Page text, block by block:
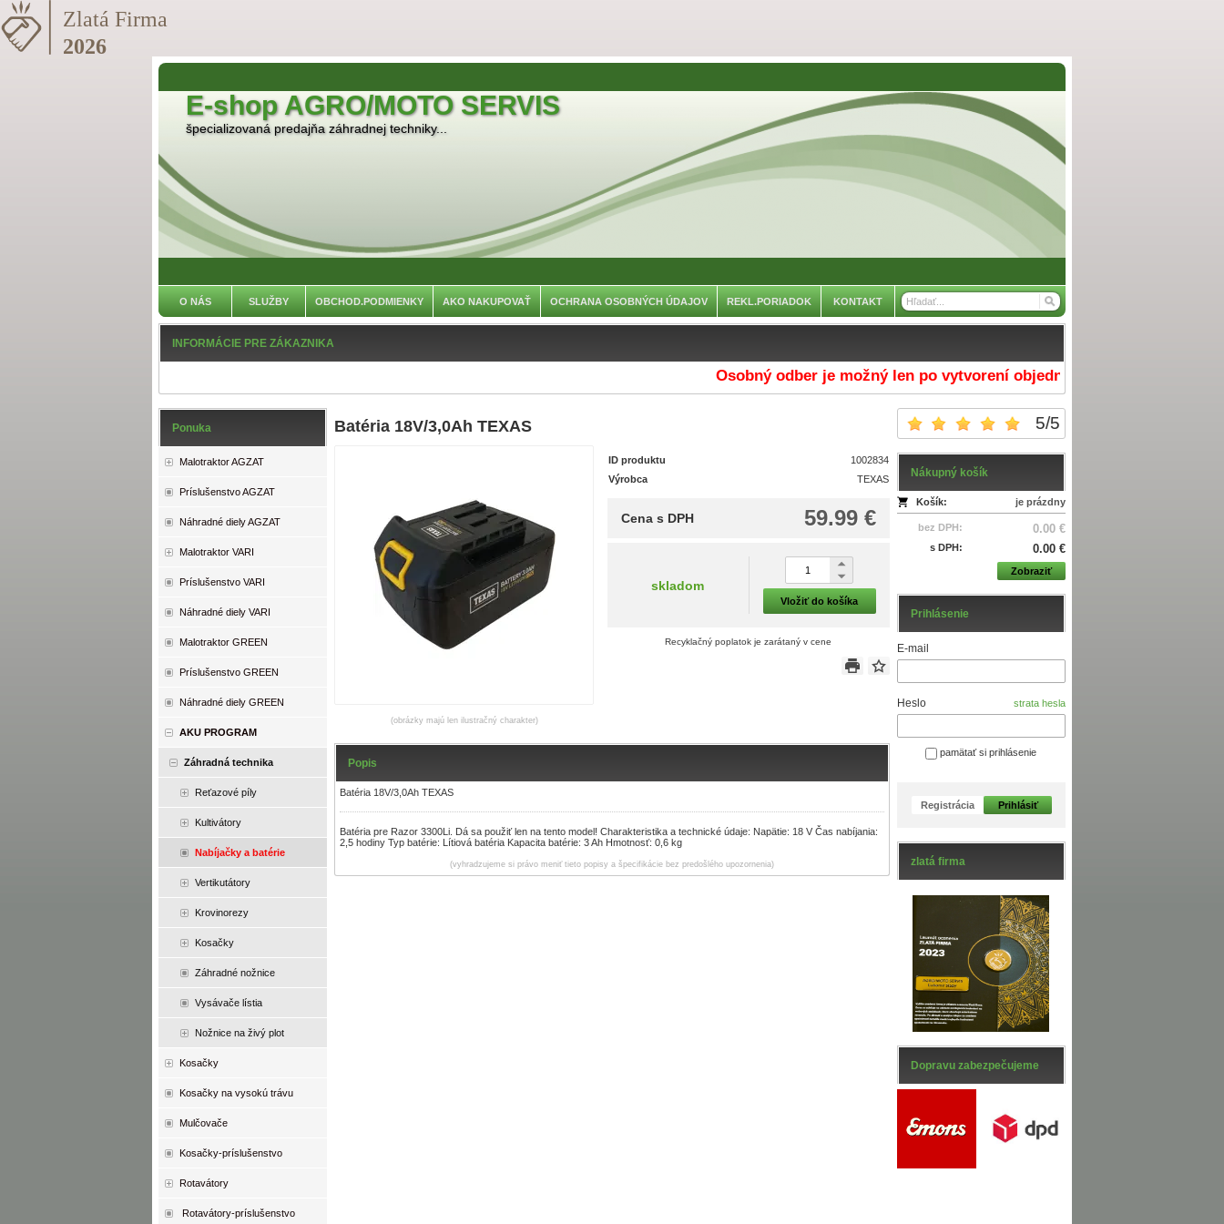
E-shop AGRO/MOTO SERVIS
špecializovaná predajňa záhradnej techniky...
O NÁS SLUŽBY OBCHOD.PODMIENKY AKO NAKUPOVAŤ OCHRANA OSOBNÝCH ÚDAJOV REKL.PORIADOK KONTAKT
INFORMÁCIE PRE ZÁKAZNIKA
Osobný odber je možný len po vytvorení objednávky v e-shope a
Ponuka
Malotraktor AGZAT
Príslušenstvo AGZAT
Náhradné diely AGZAT
Malotraktor VARI
Príslušenstvo VARI
Náhradné diely VARI
Malotraktor GREEN
Príslušenstvo GREEN
Náhradné diely GREEN
AKU PROGRAM
Záhradná technika
Reťazové píly
Kultivátory
Nabíjačky a batérie
Vertikutátory
Krovinorezy
Kosačky
Záhradné nožnice
Vysávače lístia
Nožnice na živý plot
Kosačky
Kosačky na vysokú trávu
Mulčovače
Kosačky-príslušenstvo
Rotavátory
Rotavátory-príslušenstvo
5/5
Nákupný košík
Košík: je prázdny
bez DPH: 0.00 €
s DPH: 0.00 €
Zobraziť
Prihlásenie
E-mail
Heslo strata hesla
pamätať si prihlásenie
Registrácia Prihlásiť
zlatá firma
Dopravu zabezpečujeme
Batéria 18V/3,0Ah TEXAS
(obrázky majú len ilustračný charakter)
ID produktu
1002834
Výrobca
TEXAS
59.99 €
Cena s DPH
skladom
Vložiť do košíka
Recyklačný poplatok je zarátaný v cene
Popis
Batéria 18V/3,0Ah TEXAS
Batéria pre Razor 3300Li. Dá sa použiť len na tento model! Charakteristika a technické údaje: Napätie: 18 V Čas nabíjania:
2,5 hodiny Typ batérie: Lítiová batéria Kapacita batérie: 3 Ah Hmotnosť: 0,6 kg
(vyhradzujeme si právo meniť tieto popisy a špecifikácie bez predošlého upozornenia)